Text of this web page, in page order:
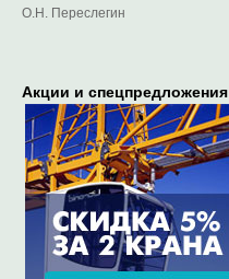
Акции и спецпредложения
О.Н. Переслегин